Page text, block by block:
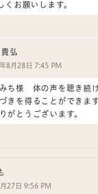
くお願いします。
弘
8月28日 7:45 PM
ち様 体の声を聴き続
きを得ることができま
がとうございます。
27日 9:56 PM